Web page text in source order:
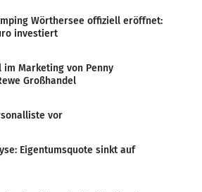
Wörthersee offiziell eröffnet:
investiert
im Marketing von Penny
Großhandel
vor
Eigentumsquote sinkt auf